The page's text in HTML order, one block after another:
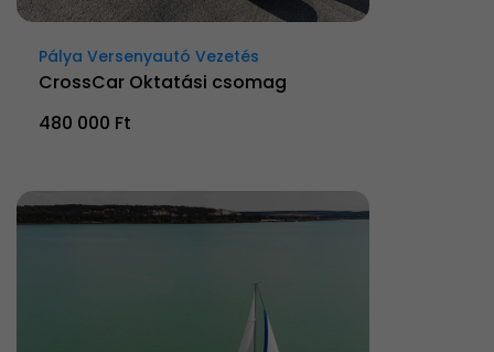
Pálya Versenyautó Vezetés
CrossCar Oktatási csomag
480 000 Ft